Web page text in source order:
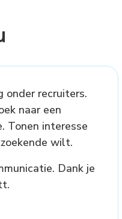
onder recruiters.
naar een
Tonen interesse
wilt.
Dank je